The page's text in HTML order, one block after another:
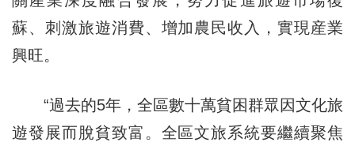
蘇、刺激旅遊消費、增加農民收入，實現産業
興旺。
“過去的5年，全區數十萬貧困群眾因文化旅
遊發展而脫貧致富。全區文旅系統要繼續聚焦